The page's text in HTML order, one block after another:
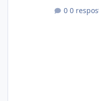
xjx23zz5f Criamos uma breve explicação:
0